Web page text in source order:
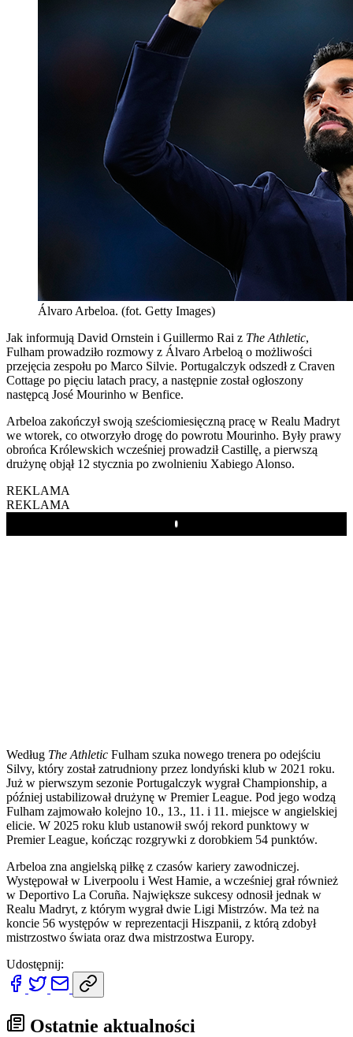
Álvaro Arbeloa. (fot. Getty Images)
Jak informują David Ornstein i Guillermo Rai z The Athletic,
Fulham prowadziło rozmowy z Álvaro Arbeloą o możliwości
przejęcia zespołu po Marco Silvie. Portugalczyk odszedł z Craven
Cottage po pięciu latach pracy, a następnie został ogłoszony
następcą José Mourinho w Benfice.
Arbeloa zakończył swoją sześciomiesięczną pracę w Realu Madryt
we wtorek, co otworzyło drogę do powrotu Mourinho. Były prawy
obrońca Królewskich wcześniej prowadził Castillę, a pierwszą
drużynę objął 12 stycznia po zwolnieniu Xabiego Alonso.
REKLAMA
REKLAMA
Play
Według The Athletic Fulham szuka nowego trenera po odejściu
Silvy, który został zatrudniony przez londyński klub w 2021 roku.
Już w pierwszym sezonie Portugalczyk wygrał Championship, a
później ustabilizował drużynę w Premier League. Pod jego wodzą
Fulham zajmowało kolejno 10., 13., 11. i 11. miejsce w angielskiej
elicie. W 2025 roku klub ustanowił swój rekord punktowy w
Premier League, kończąc rozgrywki z dorobkiem 54 punktów.
Arbeloa zna angielską piłkę z czasów kariery zawodniczej.
Występował w Liverpoolu i West Hamie, a wcześniej grał również
w Deportivo La Coruña. Największe sukcesy odnosił jednak w
Realu Madryt, z którym wygrał dwie Ligi Mistrzów. Ma też na
koncie 56 występów w reprezentacji Hiszpanii, z którą zdobył
mistrzostwo świata oraz dwa mistrzostwa Europy.
Udostępnij:
Ostatnie aktualności